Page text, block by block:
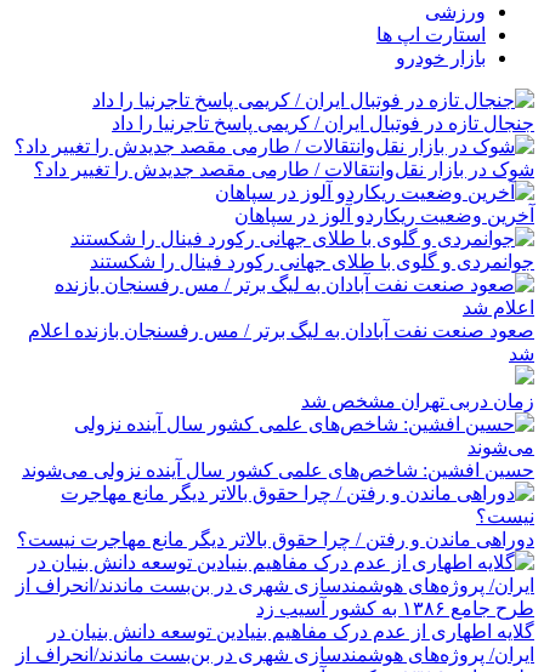
ورزشی
استارت اپ ها
بازار خودرو
جنجال تازه در فوتبال ایران / کریمی پاسخ تاجرنیا را داد
شوک در بازار نقل‌وانتقالات / طارمی مقصد جدیدش را تغییر داد؟
آخرین وضعیت ریکاردو آلوز در سپاهان
جوانمردی و گلوی با طلای جهانی رکورد فینال را شکستند
صعود صنعت نفت آبادان به لیگ برتر / مس رفسنجان بازنده اعلام
شد
زمان دربی تهران مشخص شد
حسین افشین: شاخص‌های علمی کشور سال آینده نزولی می‌شوند
دوراهی ماندن و رفتن / چرا حقوق بالاتر دیگر مانع مهاجرت نیست؟
گلایه اطهاری از عدم درک مفاهیم بنیادین توسعه دانش بنیان در
ایران/ پروژه‌های هوشمندسازی شهری در بن‌بست ماندند/انحراف از